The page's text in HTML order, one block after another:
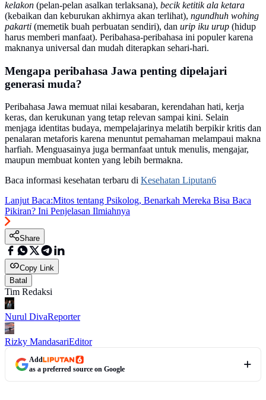
kelakon (pelan-pelan asalkan terlaksana), becik ketitik ala ketara
(kebaikan dan keburukan akhirnya akan terlihat), ngundhuh wohing
pakarti (memetik buah perbuatan sendiri), dan urip iku urup (hidup
harus memberi manfaat). Peribahasa-peribahasa ini populer karena
maknanya universal dan mudah diterapkan sehari-hari.
Mengapa peribahasa Jawa penting dipelajari
generasi muda?
Peribahasa Jawa memuat nilai kesabaran, kerendahan hati, kerja
keras, dan kerukunan yang tetap relevan sampai kini. Selain
menjaga identitas budaya, mempelajarinya melatih berpikir kritis dan
penalaran metaforis karena menuntut pemahaman melampaui makna
harfiah. Menguasainya juga bermanfaat untuk menulis, mengajar,
maupun membuat konten yang lebih bermakna.
Baca informasi kesehatan terbaru di Kesehatan Liputan6
Lanjut Baca:Mitos tentang Psikolog, Benarkah Mereka Bisa Baca
Pikiran? Ini Penjelasan Ilmiahnya
Share
Copy Link
Batal
Tim Redaksi
Nurul DivaReporter
Rizky MandasariEditor
Add
as a preferred source on Google